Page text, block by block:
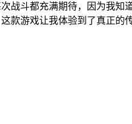
战斗都充满期待，因为我知
游戏让我体验到了真正的